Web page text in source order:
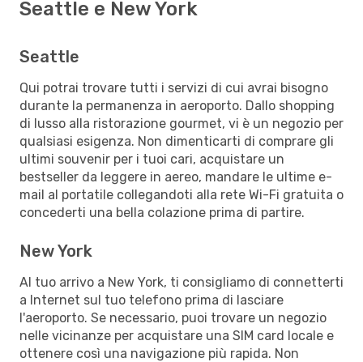
Seattle e New York
Seattle
Qui potrai trovare tutti i servizi di cui avrai bisogno
durante la permanenza in aeroporto. Dallo shopping
di lusso alla ristorazione gourmet, vi è un negozio per
qualsiasi esigenza. Non dimenticarti di comprare gli
ultimi souvenir per i tuoi cari, acquistare un
bestseller da leggere in aereo, mandare le ultime e-
mail al portatile collegandoti alla rete Wi-Fi gratuita o
concederti una bella colazione prima di partire.
New York
Al tuo arrivo a New York, ti consigliamo di connetterti
a Internet sul tuo telefono prima di lasciare
l'aeroporto. Se necessario, puoi trovare un negozio
nelle vicinanze per acquistare una SIM card locale e
ottenere così una navigazione più rapida. Non